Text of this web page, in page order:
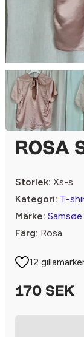
ROSA
Storlek: Xs-s
Kategori: T-
Märke:
Färg: Rosa
12
170 SEK